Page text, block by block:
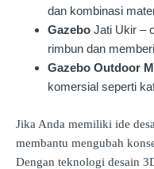
dan kombinasi
Gazebo Jati Ukir –
rimbun dan
Gazebo Outdoor
komersial seperti
Jika Anda memiliki ide
membantu mengubah
Dengan teknologi desain